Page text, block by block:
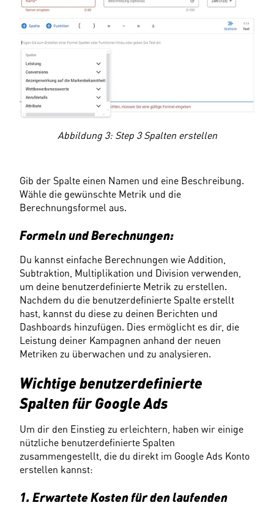
Abbildung 3: Step 3 Spalten erstellen
Gib der Spalte einen Namen und eine Beschreibung.
Wähle die gewünschte Metrik und die
Berechnungsformel aus.
Formeln und Berechnungen:
Du kannst einfache Berechnungen wie Addition,
Subtraktion, Multiplikation und Division verwenden,
um deine benutzerdefinierte Metrik zu erstellen.
Nachdem du die benutzerdefinierte Spalte erstellt
hast, kannst du diese zu deinen Berichten und
Dashboards hinzufügen. Dies ermöglicht es dir, die
Leistung deiner Kampagnen anhand der neuen
Metriken zu überwachen und zu analysieren.
Wichtige benutzerdefinierte
Spalten für Google Ads
Um dir den Einstieg zu erleichtern, haben wir einige
nützliche benutzerdefinierte Spalten
zusammengestellt, die du direkt im Google Ads Konto
erstellen kannst:
1. Erwartete Kosten für den laufenden